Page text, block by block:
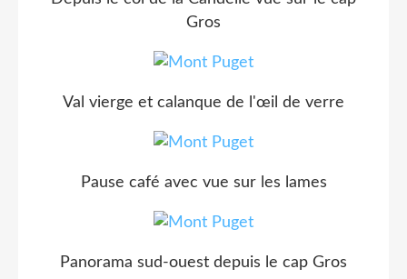
Gros
Val vierge et calanque de l'œil de verre
Pause café avec vue sur les lames
Panorama sud-ouest depuis le cap Gros